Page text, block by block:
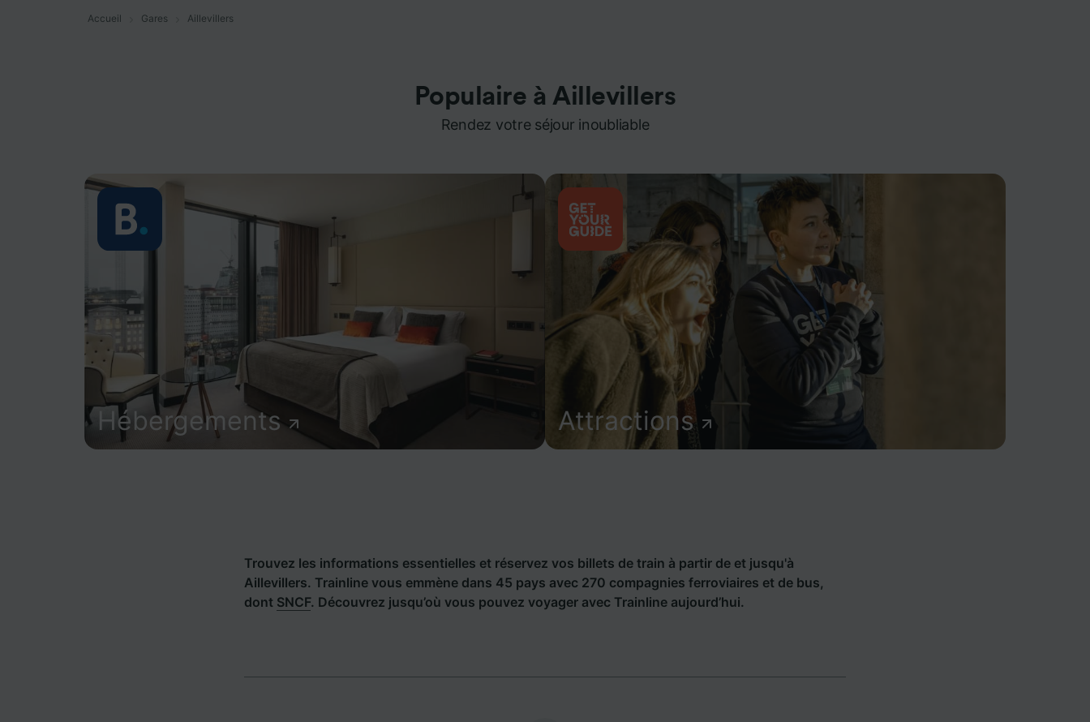
Accueil Gares Aillevillers
Populaire à Aillevillers
Rendez votre séjour inoubliable
Hébergements Attractions
Trouvez les informations essentielles et réservez vos billets de train à partir de et jusqu'à
Aillevillers. Trainline vous emmène dans 45 pays avec 270 compagnies ferroviaires et de bus,
dont SNCF. Découvrez jusqu’où vous pouvez voyager avec Trainline aujourd’hui.